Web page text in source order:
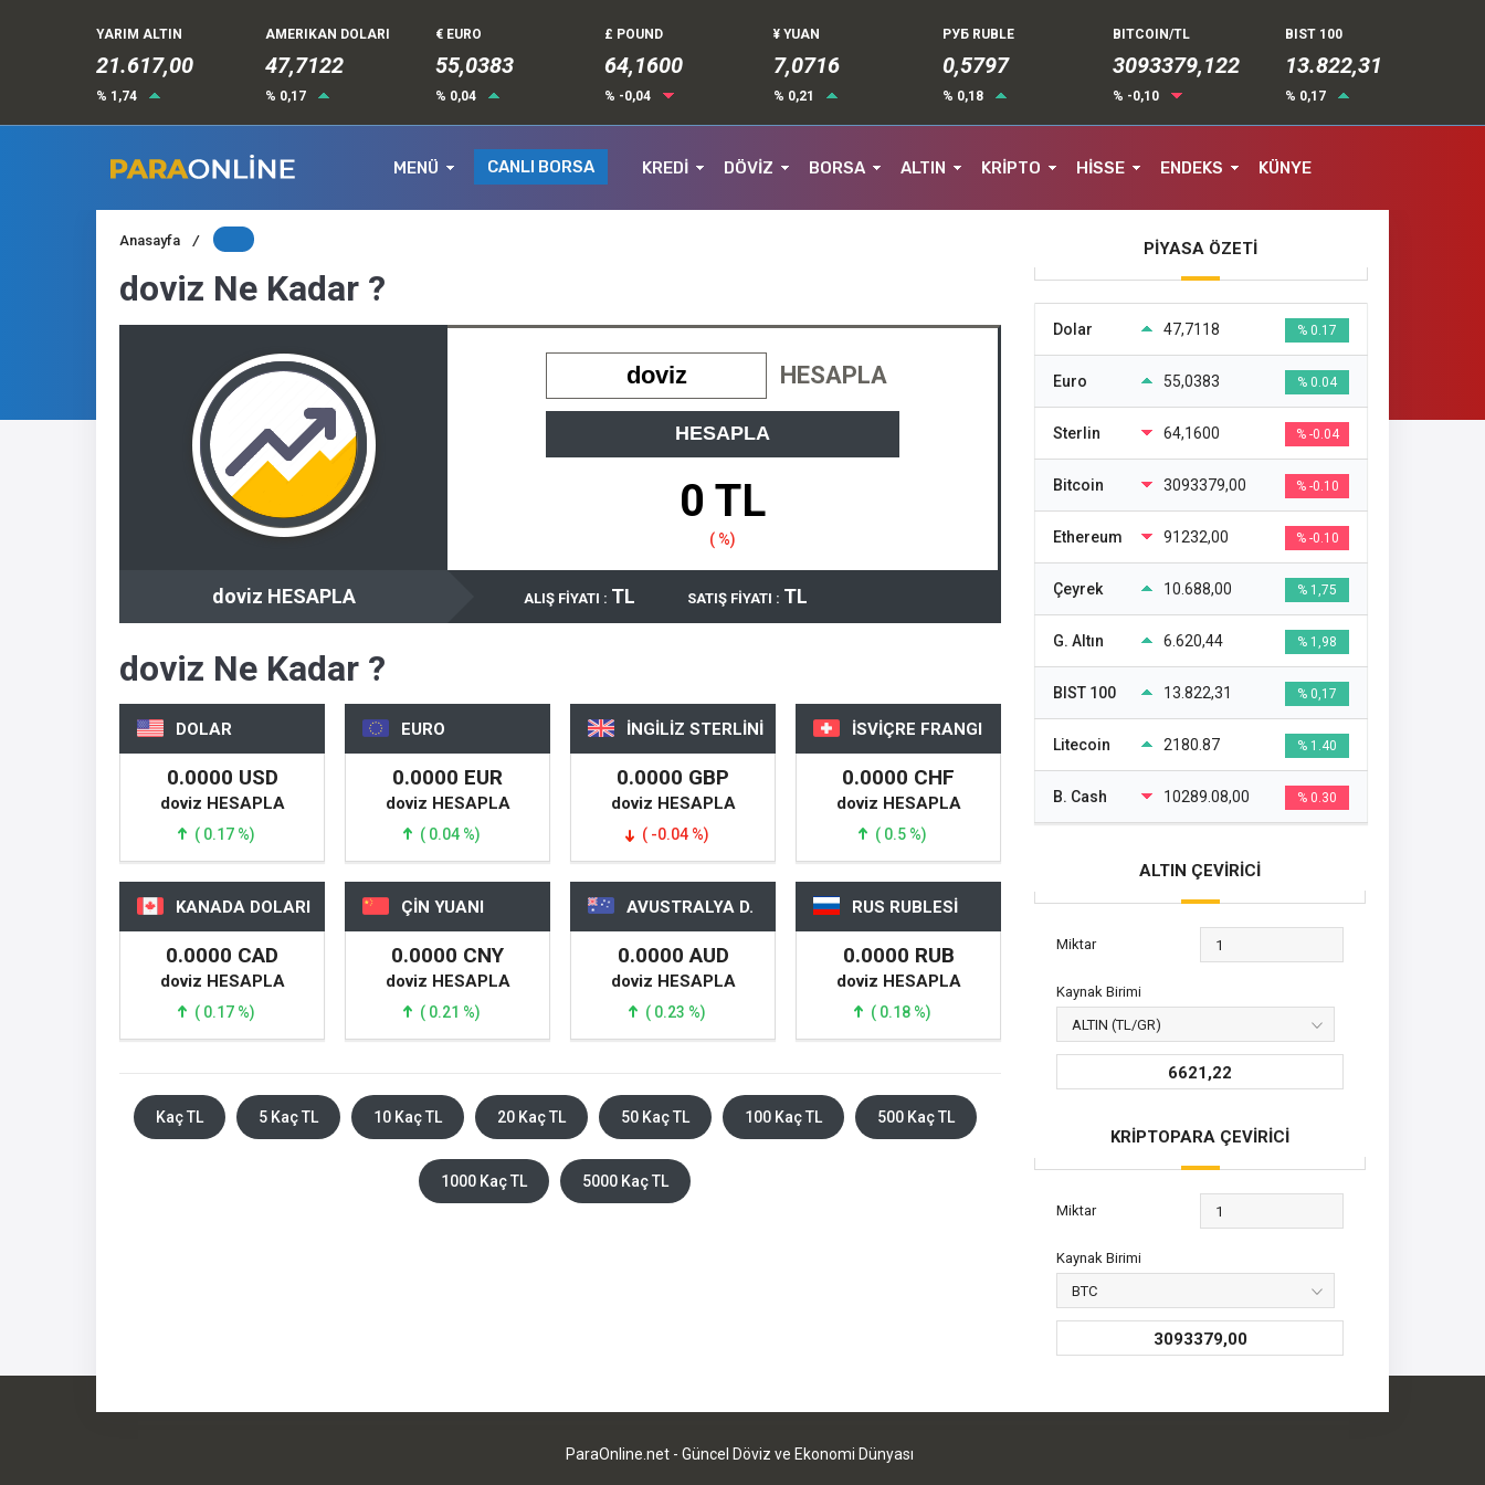
YARIM ALTIN
21.617,00
% 1,74
AMERIKAN DOLARI
47,7122
% 0,17
€ EURO
55,0381
% 0,04
£ POUND
64,1600
% -0,04
¥ YUAN
7,0716
% 0,21
РУБ RUBLE
0,5803
% 0,18
BITCOIN/TL
3093379,122
% -0,10
BIST 100
13.822,31
% 0,17
MENÜ CANLI BORSA KREDİ DÖVİZ BORSA ALTIN KRİPTO HİSSE ENDEKS KÜNYE
Anasayfa /
doviz Ne Kadar ?
HESAPLA
HESAPLA
0 TL
( %)
doviz HESAPLA ALIŞ FİYATI : TL SATIŞ FİYATI : TL
doviz Ne Kadar ?
DOLAR
0.0000 USD
doviz HESAPLA
( 0.17 %)
EURO
0.0000 EUR
doviz HESAPLA
( 0.04 %)
İNGİLİZ STERLİNİ
0.0000 GBP
doviz HESAPLA
( -0.04 %)
İSVİÇRE FRANGI
0.0000 CHF
doviz HESAPLA
( 0.5 %)
KANADA DOLARI
0.0000 CAD
doviz HESAPLA
( 0.17 %)
ÇİN YUANI
0.0000 CNY
doviz HESAPLA
( 0.21 %)
AVUSTRALYA D.
0.0000 AUD
doviz HESAPLA
( 0.23 %)
RUS RUBLESİ
0.0000 RUB
doviz HESAPLA
( 0.18 %)
Kaç TL 5 Kaç TL 10 Kaç TL 20 Kaç TL 50 Kaç TL 100 Kaç TL 500 Kaç TL
1000 Kaç TL 5000 Kaç TL
PİYASA ÖZETİ
Dolar 47,7118 % 0.17
Euro 55,0383 % 0.04
Sterlin 64,1600 % -0.04
Bitcoin 3093379,00 % -0.10
Ethereum 91232,00 % -0.10
Çeyrek 10.688,00 % 1,75
G. Altın 6.620,44 % 1,98
BIST 100 13.822,31 % 0,17
Litecoin 2180.87 % 1.40
B. Cash 10289.08,00 % 0.30
ALTIN ÇEVİRİCİ
Miktar
Kaynak Birimi
6621,22
KRİPTOPARA ÇEVİRİCİ
Miktar
Kaynak Birimi
3093379,00
ParaOnline.net - Güncel Döviz ve Ekonomi Dünyası